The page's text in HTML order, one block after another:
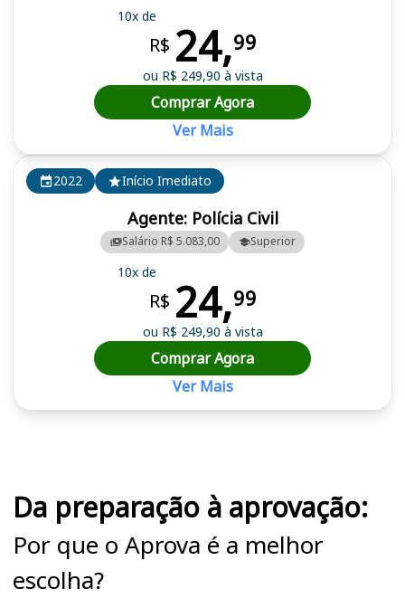
2022 Início Imediato
Agente: Polícia Civil
Salário R$ 5.083,00 Superior
10x de
R$ 24,99
ou R$ 249,90 à vista
Comprar Agora
Ver Mais
10x de
R$ 24,99
ou R$ 249,90 à vista
Comprar Agora
Ver Mais
Da preparação à aprovação:
Por que o Aprova é a melhor
escolha?